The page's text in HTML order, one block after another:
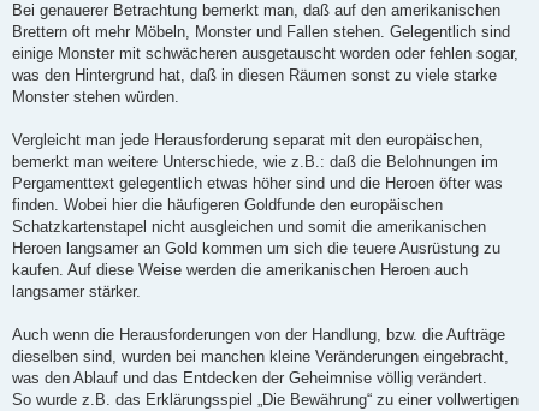
Bei genauerer Betrachtung bemerkt man, daß auf den amerikanischen
Brettern oft mehr Möbeln, Monster und Fallen stehen. Gelegentlich sind
einige Monster mit schwächeren ausgetauscht worden oder fehlen sogar,
was den Hintergrund hat, daß in diesen Räumen sonst zu viele starke
Monster stehen würden.
Vergleicht man jede Herausforderung separat mit den europäischen,
bemerkt man weitere Unterschiede, wie z.B.: daß die Belohnungen im
Pergamenttext gelegentlich etwas höher sind und die Heroen öfter was
finden. Wobei hier die häufigeren Goldfunde den europäischen
Schatzkartenstapel nicht ausgleichen und somit die amerikanischen
Heroen langsamer an Gold kommen um sich die teuere Ausrüstung zu
kaufen. Auf diese Weise werden die amerikanischen Heroen auch
langsamer stärker.
Auch wenn die Herausforderungen von der Handlung, bzw. die Aufträge
dieselben sind, wurden bei manchen kleine Veränderungen eingebracht,
was den Ablauf und das Entdecken der Geheimnise völlig verändert.
So wurde z.B. das Erklärungsspiel „Die Bewährung“ zu einer vollwertigen